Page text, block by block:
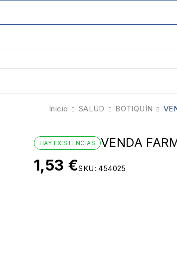
Inicio SALUD BOTIQUÍN
HAY EXISTENCIAS VENDA
1,53 €SKU:454025